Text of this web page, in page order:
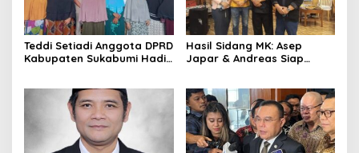
Teddi Setiadi Anggota DPRD
Kabupaten Sukabumi Hadiri
Tiada Akhir
Hasil Sidang MK: Asep
Japar & Andreas Siap
SukabumiFebruari 6, 2025